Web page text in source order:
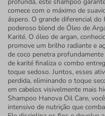
comece com o máximo de
áspero. O grande diferencial
poderoso blend de Óleo de
Karité. O óleo de argan,
promove um brilho radiante e
de coco penetra
de karité finaliza o combo
toque sedoso. Juntos, esses
perdida, eliminando o toque
em cabelos visivelmente mais
Shampoo Hanova Oil Care,
intensivo de nutrição que